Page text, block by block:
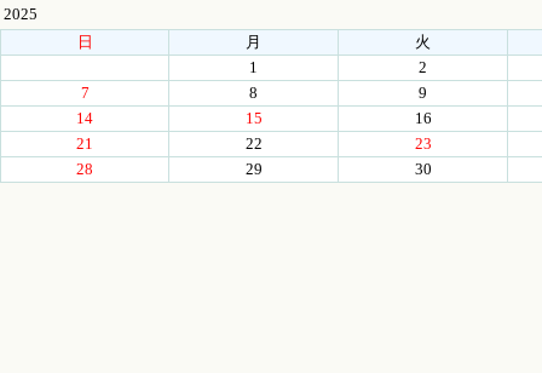
2025
日
月
火
1
2
7
8
9
14
15
16
21
22
23
28
29 30